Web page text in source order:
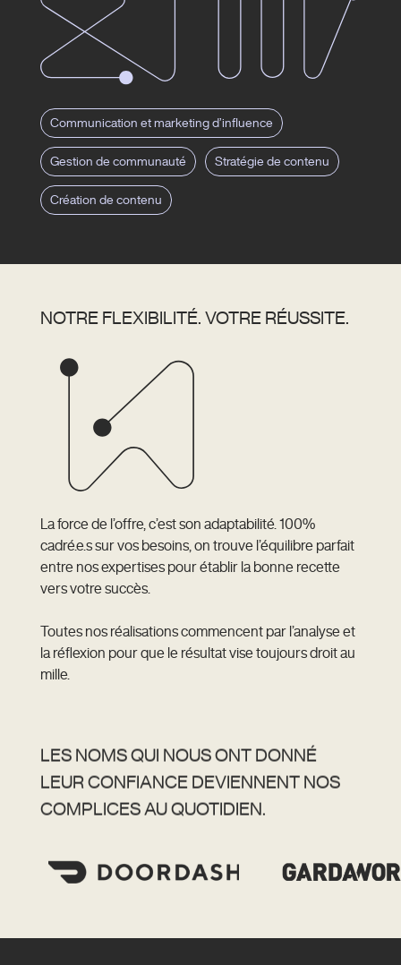
Communication et marketing d’influence
Gestion de communauté Stratégie de contenu
Création de contenu
Branding Stratégie de marque
Production photo et vidéo
Création de campagnes intégrées
Campagnes 360
DMP et attribution
Campagnes de média de performance
Planification et achat média
NOTRE FLEXIBILITÉ. VOTRE RÉUSSITE.
La force de l’offre, c’est son adaptabilité. 100%
cadré.e.s sur vos besoins, on trouve l’équilibre parfait
entre nos expertises pour établir la bonne recette
vers votre succès.
Toutes nos réalisations commencent par l’analyse et
la réflexion pour que le résultat vise toujours droit au
mille.
LES NOMS QUI NOUS ONT DONNÉ
LEUR CONFIANCEDEVIENNENT NOS
COMPLICES AU QUOTIDIEN.